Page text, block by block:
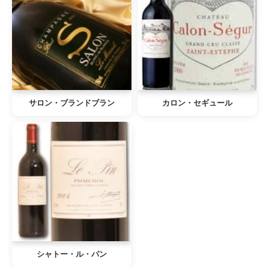
サロン・ブランドブラン カロン・セギュール
シャトー・ル・パン